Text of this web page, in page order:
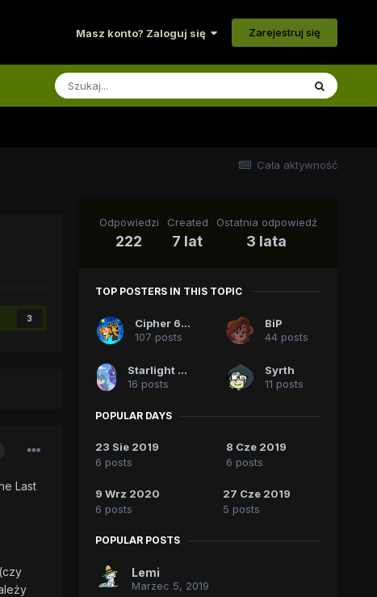
Masz konto? Zaloguj się Zarejestruj się
Cała aktywność
3
Last
Odpowiedzi
222
Created
7 lat
Ostatnia odpowiedź
3 lata
TOP POSTERS IN THIS TOPIC
Cipher 618
107 posts
BiP
44 posts
Starlight Sparkle
16 posts
Syrth
11 posts
POPULAR DAYS
23 Sie 2019
6 posts
8 Cze 2019
6 posts
9 Wrz 2020
6 posts
27 Cze 2019
5 posts
POPULAR POSTS
Lemi
Marzec 5, 2019